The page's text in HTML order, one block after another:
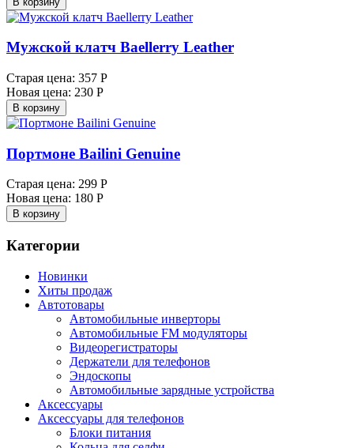
Мужской клатч Baellerry Leather
Старая цена: 357 Р
Новая цена: 230 Р
В корзину
Портмоне Bailini Genuine
Старая цена: 299 Р
Новая цена: 180 Р
В корзину
Категории
Новинки
Хиты продаж
Автотовары
Автомобильные инверторы
Автомобильные FM модуляторы
Видеорегистраторы
Держатели для телефонов
Эндоскопы
Автомобильные зарядные устройства
Аксессуары
Аксессуары для телефонов
Блоки питания